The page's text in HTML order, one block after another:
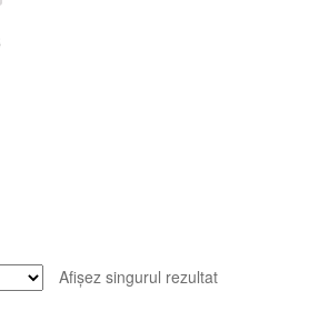
Afișez singurul rezultat